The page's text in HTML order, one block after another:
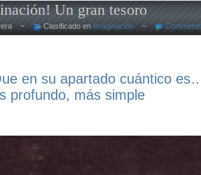
Un gran tesoro
~ Clasificado en Imaginación ~
en su apartado cuántico
profundo, más simple